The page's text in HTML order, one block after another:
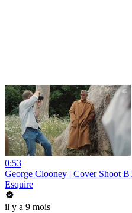
0:53
George Clooney | Cover Shoot
Esquire
il y a 9 mois